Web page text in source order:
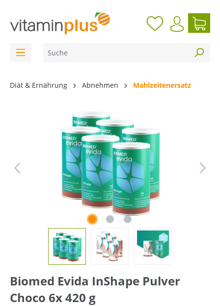
Diät & Ernährung Abnehmen Mahlzeitenersatz
Biomed Evida InShape Pulver
Choco 6x 420 g